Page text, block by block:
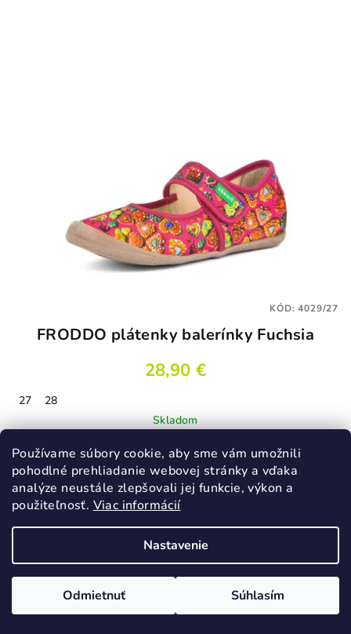
Používame súbory cookie, aby sme vám umožnili
pohodlné prehliadanie webovej stránky a vďaka
analýze neustále zlepšovali jej funkcie, výkon a
použiteľnosť. Viac informácií
Nastavenie
Odmietnuť Súhlasím
FRODDO plátenky balerínky Fuchsia
28,90 €
27
28
Skladom
Detail
KÓD:4029/27